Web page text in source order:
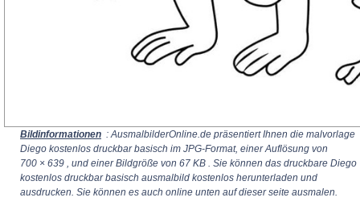
Bildinformationen : AusmalbilderOnline.de präsentiert Ihnen die malvorlage
Diego kostenlos druckbar basisch im JPG-Format, einer Auflösung von
700 × 639 , und einer Bildgröße von 67 KB . Sie können das druckbare Diego
kostenlos druckbar basisch ausmalbild kostenlos herunterladen und
ausdrucken. Sie können es auch online unten auf dieser seite ausmalen.